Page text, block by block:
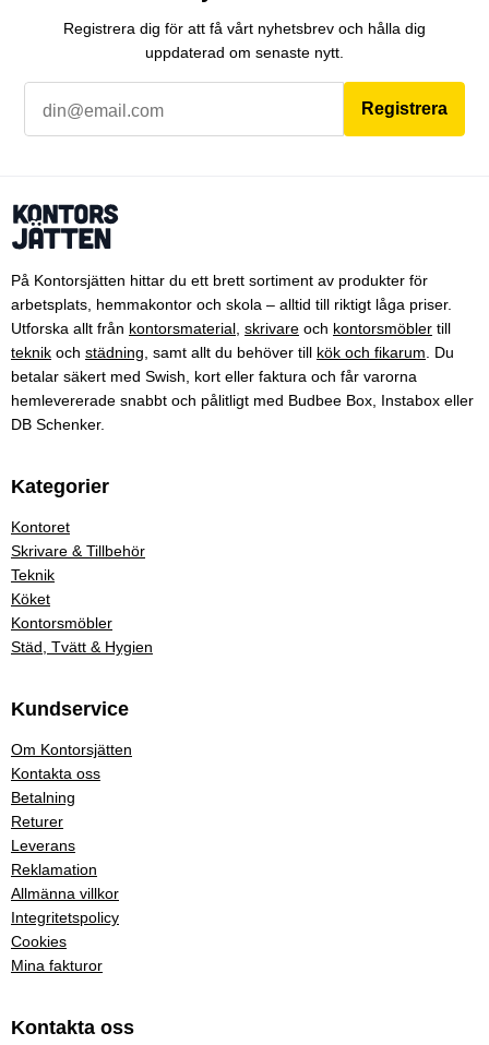
Registrera dig för att få vårt nyhetsbrev och hålla dig
uppdaterad om senaste nytt.
Registrera
På Kontorsjätten hittar du ett brett sortiment av produkter för
arbetsplats, hemmakontor och skola – alltid till riktigt låga priser.
Utforska allt från kontorsmaterial skrivare och kontorsmöbler till
teknik och städning , samt allt du behöver till kök och fikarum . Du
betalar säkert med Swish, kort eller faktura och får varorna
hemlevererade snabbt och pålitligt med Budbee Box, Instabox eller
DB Schenker.
Kategorier
Kontoret
Skrivare & Tillbehör
Teknik
Köket
Kontorsmöbler
Städ, Tvätt & Hygien
Kundservice
Om Kontorsjätten
Kontakta oss
Betalning
Returer
Leverans
Reklamation
Allmänna villkor
Integritetspolicy
Cookies
Mina fakturor
Kontakta oss